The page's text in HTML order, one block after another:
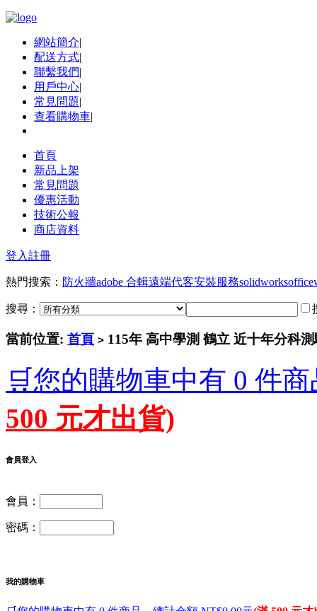
網站簡介|
配送方式|
聯繫我們|
用戶中心|
常見問題|
查看購物車|
首頁
新品上架
常見問題
優惠活動
技術公報
商店資料
登入註冊
熱門搜索： 防火牆adobe 合輯遠端代客安裝服務solidworksoffice
搜尋：
當前位置: 首頁 > 115年 高中學測 鶴立 近十年分科
🛒您的購物車中有 0 件
500 元才出貨)
會員登入
會員：
密碼：
我的購物車